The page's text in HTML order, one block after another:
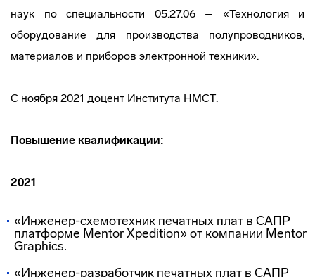
наук по специальности 05.27.06 – «Технология и
оборудование для производства полупроводников,
материалов и приборов электронной техники».
C ноября 2021 доцент Института НМСТ.
Повышение квалификации:
2021
«Инженер-схемотехник печатных плат в САПР
платформе Mentor Xpedition» от компании Mentor
Graphics.
«Инженер-разработчик печатных плат в САПР